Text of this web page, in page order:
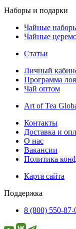
Наборы и подарки
Чайные
Чайные
Статьи
Личный
Программа
Чай оптом
Art of Tea
Контакты
Доставка и
О нас
Вакансии
Политика
Карта сайта
Поддержка
8 (800) 550-87-